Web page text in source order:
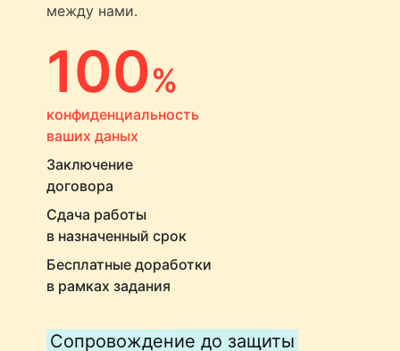
между нами.
100%
конфиденциальность
ваших даных
Заключение
договора
Сдача работы
в назначенный срок
Бесплатные доработки
в рамках задания
Сопровождение до защиты